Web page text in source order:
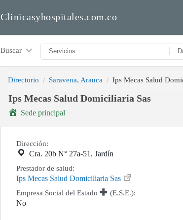
Clinicasyhospitales.com.co
Buscar
Directorio Saravena, Arauca Ips Mecas Salud
Ips Mecas Salud Domiciliaria Sas
Sede principal
Dirección:
Cra. 20b N° 27a-51, Jardín
Prestador de salud:
Ips Mecas Salud Domiciliaria Sas
Empresa Social del Estado
(E.S.E.):
No